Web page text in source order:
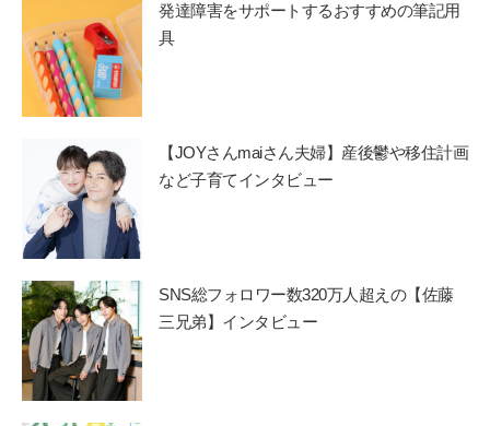
発達障害をサポートするおすすめの筆記用
具
【JOYさんmaiさん夫婦】産後鬱や移住計画
など子育てインタビュー
SNS総フォロワー数320万人超えの【佐藤
三兄弟】インタビュー